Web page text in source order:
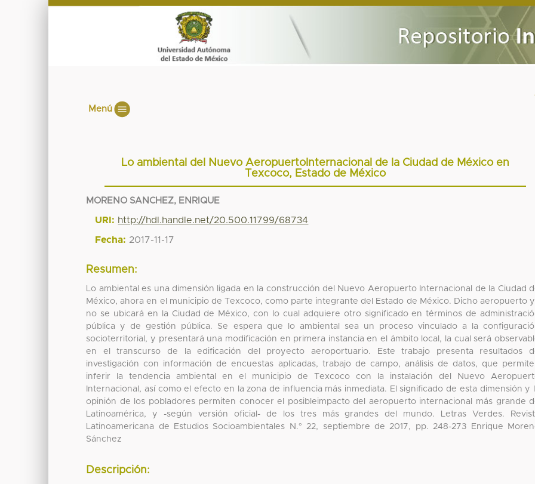
Menú
Lo ambiental del Nuevo AeropuertoInternacional de la Ciudad de México en
Texcoco, Estado de México
MORENO SANCHEZ, ENRIQUE
URI: http://hdl.handle.net/20.500.11799/68734
Fecha: 2017-11-17
Resumen:
Lo ambiental es una dimensión ligada en la construcción del Nuevo Aeropuerto Internacional de la Ciudad
México, ahora en el municipio de Texcoco, como parte integrante del Estado de México. Dicho aeropuerto
no se ubicará en la Ciudad de México, con lo cual adquiere otro significado en términos de
pública y de gestión pública. Se espera que lo ambiental sea un proceso vinculado a la
socioterritorial, y presentará una modificación en primera instancia en el ámbito local, la cual será
en el transcurso de la edificación del proyecto aeroportuario. Este trabajo presenta resultados
investigación con información de encuestas aplicadas, trabajo de campo, análisis de datos, que
inferir la tendencia ambiental en el municipio de Texcoco con la instalación del Nuevo
Internacional, así como el efecto en la zona de influencia más inmediata. El significado de esta dimensión y
opinión de los pobladores permiten conocer el posibleimpacto del aeropuerto internacional más grande
Latinoamérica, y -según versión oficial- de los tres más grandes del mundo. Letras Verdes.
Latinoamericana de Estudios Socioambientales N.° 22, septiembre de 2017, pp. 248-273 Enrique
Sánchez
Descripción: